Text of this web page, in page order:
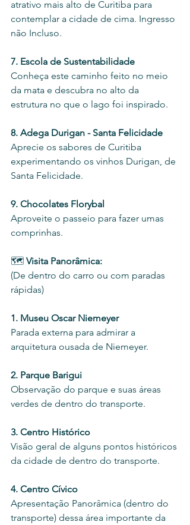
atrativo mais alto de Curitiba para
contemplar a cidade de cima. Ingresso
não Incluso.
7. Escola de Sustentabilidade
Conheça este caminho feito no meio
da mata e descubra no alto da
estrutura no que o lago foi inspirado.
8. Adega Durigan - Santa Felicidade
Aprecie os sabores de Curitiba
experimentando os vinhos Durigan, de
Santa Felicidade.
9. Chocolates Florybal
Aproveite o passeio para fazer umas
comprinhas.
🗺️ Visita Panorâmica:
(De dentro do carro ou com paradas
rápidas)
1. Museu Oscar Niemeyer
Parada externa para admirar a
arquitetura ousada de Niemeyer.
2. Parque Barigui
Observação do parque e suas áreas
verdes de dentro do transporte.
3. Centro Histórico
Visão geral de alguns pontos históricos
da cidade de dentro do transporte.
4. Centro Cívico
Apresentação Panorâmica (dentro do
transporte) dessa área importante da